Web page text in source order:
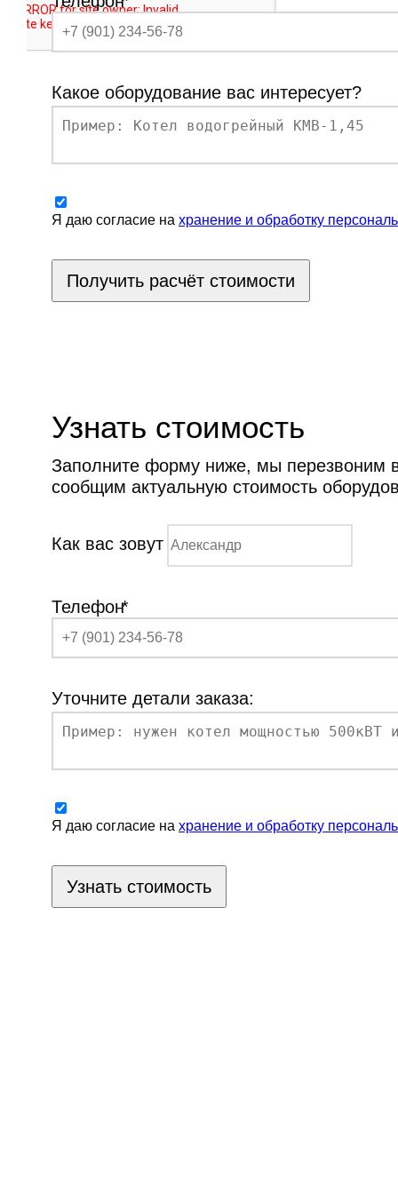
Какое оборудование вас интересует?
Я даю согласие на хранение и обработку
Получить расчёт стоимости
Узнать стоимость
Заполните форму ниже, мы перезвоним
сообщим актуальную стоимость
Как вас зовут
Телефон*
Уточните детали заказа:
Я даю согласие на хранение и обработку
Узнать стоимость